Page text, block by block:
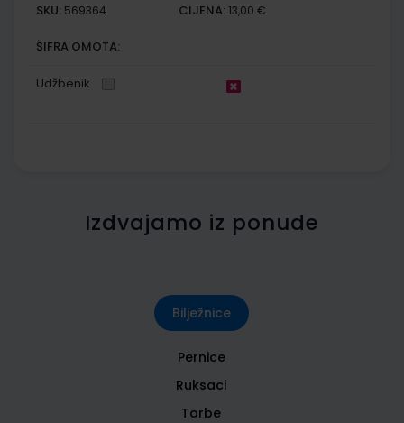
SKU: 569364 CIJENA: 13,00 €
ŠIFRA OMOTA:
Udžbenik
Izdvajamo iz ponude
Bilježnice
Pernice
Ruksaci
Torbe